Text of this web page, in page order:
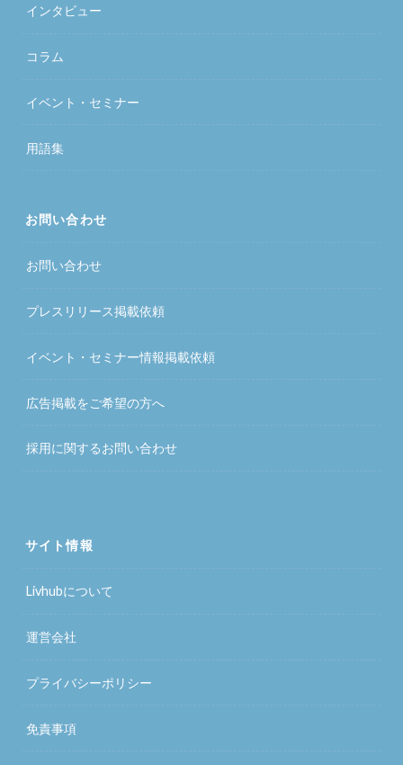
インタビュー
コラム
イベント・セミナー
用語集
お問い合わせ
お問い合わせ
プレスリリース掲載依頼
イベント・セミナー情報掲載依頼
広告掲載をご希望の方へ
採用に関するお問い合わせ
サイト情報
Livhubについて
運営会社
プライバシーポリシー
免責事項